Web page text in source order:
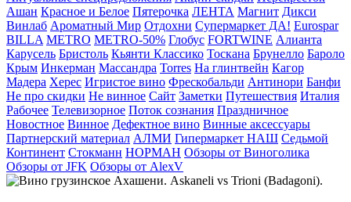
Ашан Красное и Белое Пятерочка ЛЕНТА Магнит Дикси
Винлаб Ароматный Мир Отдохни Супермаркет ДА! Eurospar
BILLA METRO METRO-50% Глобус FORTWINE Алианта
Карусель Бристоль Кьянти Классико Тоскана Брунелло Бароло
Крым Инкерман Массандра Torres На глинтвейн Кагор
Мадера Херес Игристое вино Фрескобальди Антинори Банфи
Не про скидки Не винное Сайт Заметки Путешествия Италия
Рабочее Телевизорное Поток сознания Праздничное
Новостное Винное Дефектное вино Винные аксессуары
Партнерский материал АЛМИ Гипермаркет НАШ Седьмой
Континент Стокманн НОРМАН Обзоры от Виноголика
Обзоры от JFK Обзоры от AlexV